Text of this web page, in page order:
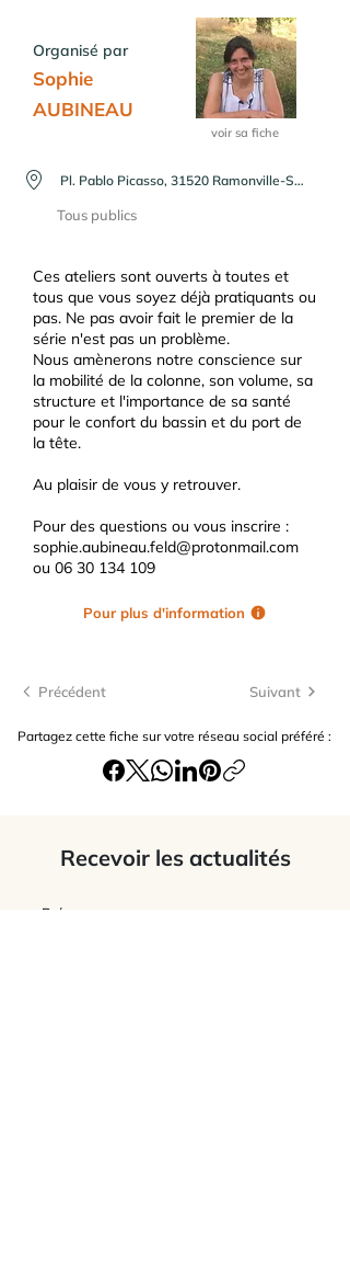
Organisé par
Sophie
AUBINEAU
voir sa fiche
Pl. Pablo Picasso, 31520 Ramonville-Saint-Agne, France
Tous publics
Ces ateliers sont ouverts à toutes et
tous que vous soyez déjà pratiquants ou
pas. Ne pas avoir fait le premier de la
série n'est pas un problème.
Nous amènerons notre conscience sur
la mobilité de la colonne, son volume, sa
structure et l'importance de sa santé
pour le confort du bassin et du port de
la tête.
Au plaisir de vous y retrouver.
Pour des questions ou vous inscrire :
sophie.aubineau.feld@protonmail.com
ou 06 30 134 109
Pour plus d'information
Précédent Suivant
Partagez cette fiche sur votre réseau social préféré :
Recevoir les actualités